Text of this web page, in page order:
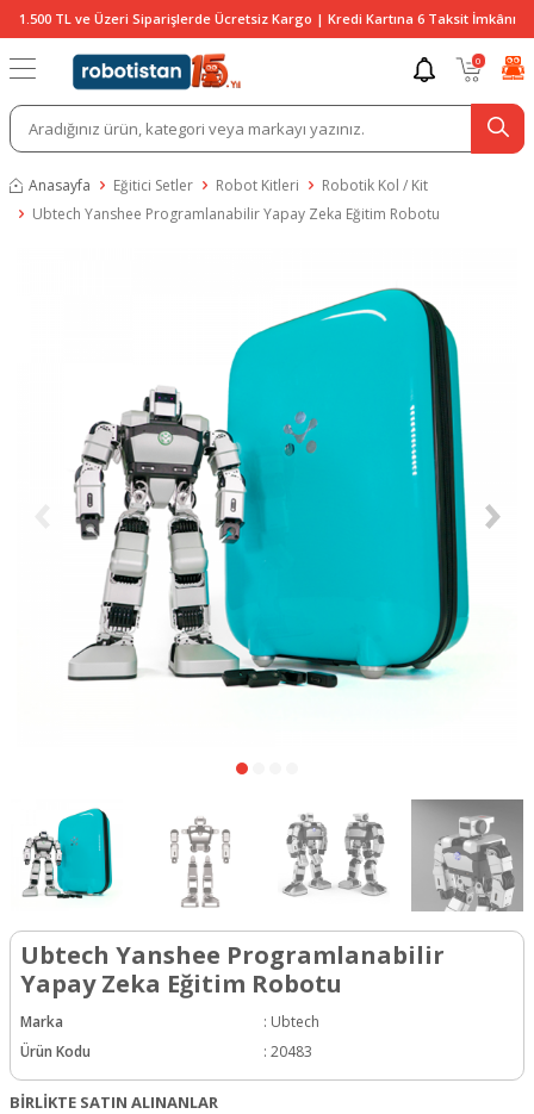
1.500 TL ve Üzeri Siparişlerde Ücretsiz Kargo | Kredi Kartına 6 Taksit İmkânı
0
Anasayfa Eğitici Setler Robot Kitleri
Robotik Kol / Kit
Ubtech Yanshee Programlanabilir Yapay Zeka Eğitim Robotu
Ubtech Yanshee Programlanabilir
Yapay Zeka Eğitim Robotu
Marka : Ubtech
Ürün Kodu
: 20483
BİRLİKTE SATIN ALINANLAR